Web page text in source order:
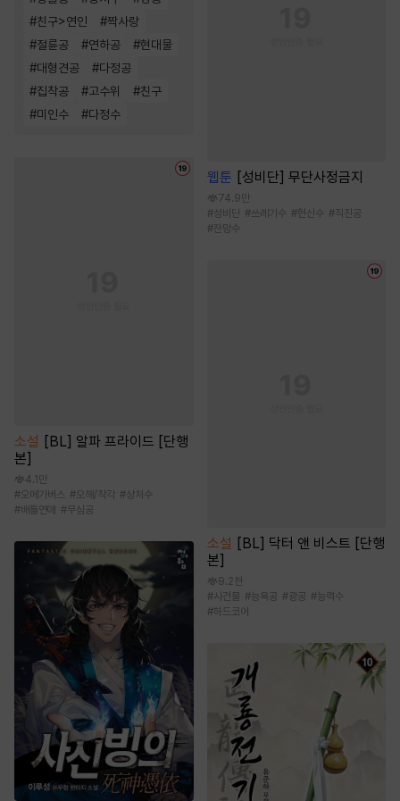
#친구>연인 #짝사랑
#절륜공 #연하공 #현대물
#대형견공 #다정공
#집착공 #고수위 #친구
#미인수 #다정수
소설 [BL] 알파 프라이드 [단행
본]
4.1만
#오메가버스 #오해/착각 #상처수
#배틀연애 #무심공
웹툰 [성비단] 무단사정금지
74.9만
#성비단 #쓰레기수 #헌신수 #직진공
#잔망수
소설
[BL] 닥터 앤 비스트 [단행
본]
9.2천
#사건물 #능욕공 #광공 #능력수
#하드코어